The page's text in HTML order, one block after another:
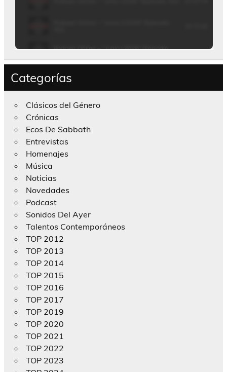
Categorías
Clásicos del Género
Crónicas
Ecos De Sabbath
Entrevistas
Homenajes
Música
Noticias
Novedades
Podcast
Sonidos Del Ayer
Talentos Contemporáneos
TOP 2012
TOP 2013
TOP 2014
TOP 2015
TOP 2016
TOP 2017
TOP 2019
TOP 2020
TOP 2021
TOP 2022
TOP 2023